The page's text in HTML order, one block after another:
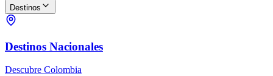
Destinos
Destinos Nacionales
Descubre Colombia